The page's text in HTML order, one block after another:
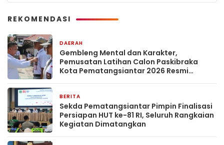
REKOMENDASI
DAERAH
Gembleng Mental dan Karakter,
Pemusatan Latihan Calon Paskibraka
Kota Pematangsiantar 2026 Resmi
BERITA
Sekda Pematangsiantar Pimpin Finalisasi
Persiapan HUT ke-81 RI, Seluruh Rangkaian
Kegiatan Dimatangkan